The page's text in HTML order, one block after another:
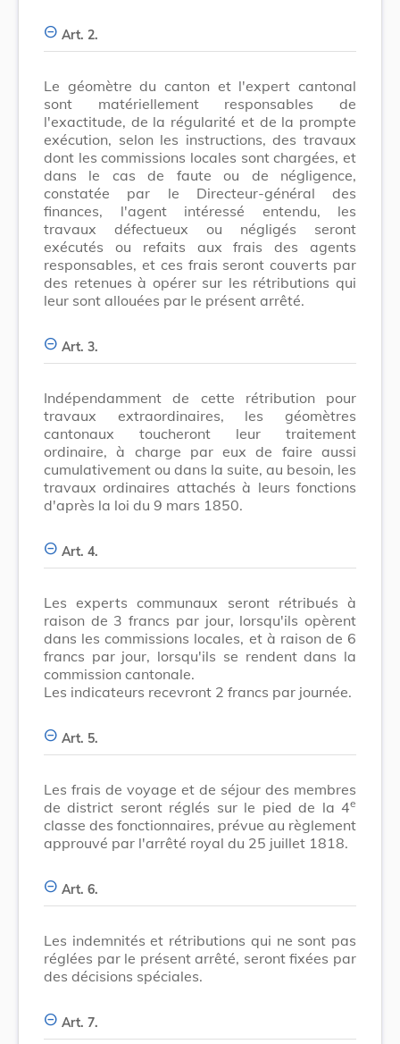
Art. 2.
Le géomètre du canton et l'expert cantonal
sont matériellement responsables de
l'exactitude, de la régularité et de la prompte
exécution, selon les instructions, des travaux
dont les commissions locales sont chargées, et
dans le cas de faute ou de négligence,
constatée par le Directeur-général des
finances, l'agent intéressé entendu, les
travaux défectueux ou négligés seront
exécutés ou refaits aux frais des agents
responsables, et ces frais seront couverts par
des retenues à opérer sur les rétributions qui
leur sont allouées par le présent arrêté.
Art. 3.
Indépendamment de cette rétribution pour
travaux extraordinaires, les géomètres
cantonaux toucheront leur traitement
ordinaire, à charge par eux de faire aussi
cumulativement ou dans la suite, au besoin, les
travaux ordinaires attachés à leurs fonctions
d'après la loi du 9 mars 1850.
Art. 4.
Les experts communaux seront rétribués à
raison de 3 francs par jour, lorsqu'ils opèrent
dans les commissions locales, et à raison de 6
francs par jour, lorsqu'ils se rendent dans la
commission cantonale.
Les indicateurs recevront 2 francs par journée.
Art. 5.
Les frais de voyage et de séjour des membres
de district seront réglés sur le pied de la 4e
classe des fonctionnaires, prévue au règlement
approuvé par l'arrêté royal du 25 juillet 1818.
Art. 6.
Les indemnités et rétributions qui ne sont pas
réglées par le présent arrêté, seront fixées par
des décisions spéciales.
Art. 7.